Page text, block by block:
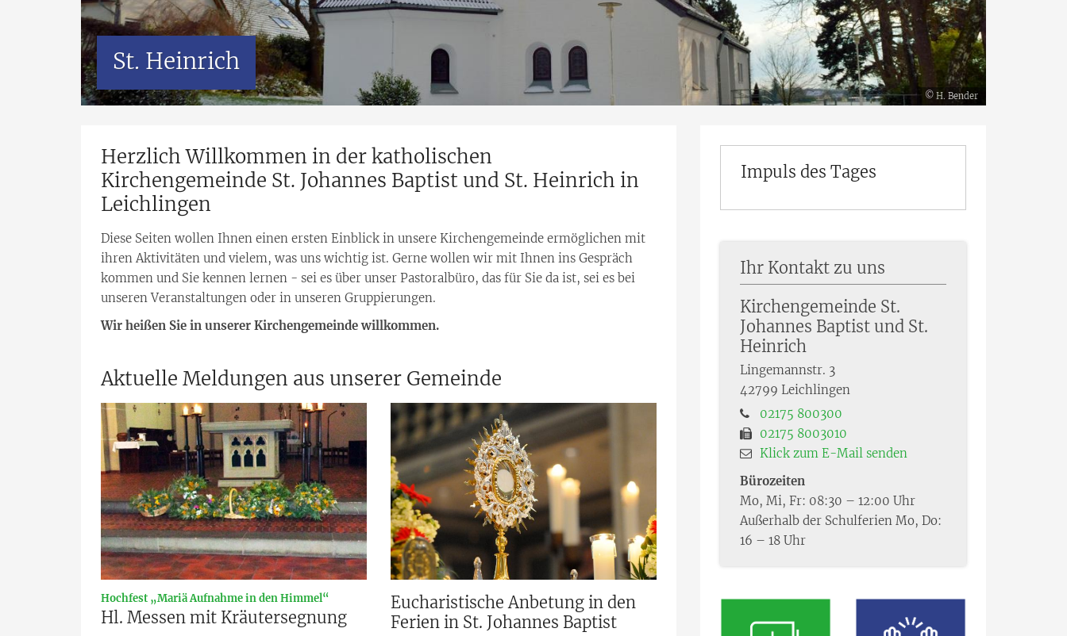
© H. Bender
St. Heinrich
© H. Bender
© H. Bender
© H. Bender
© H. Bender
© H. Bender
Herzlich Willkommen in der katholischen
Kirchengemeinde St. Johannes Baptist und St. Heinrich in
Leichlingen
Diese Seiten wollen Ihnen einen ersten Einblick in unsere Kirchengemeinde ermöglichen mit
ihren Aktivitäten und vielem, was uns wichtig ist. Gerne wollen wir mit Ihnen ins Gespräch
kommen und Sie kennen lernen - sei es über unser Pastoralbüro, das für Sie da ist, sei es bei
unseren Veranstaltungen oder in unseren Gruppierungen.
Wir heißen Sie in unserer Kirchengemeinde willkommen.
Aktuelle Meldungen aus unserer Gemeinde
Hochfest „Mariä Aufnahme in den Himmel“
Hl. Messen mit Kräutersegnung
Eucharistische Anbetung in den
Ferien in St. Johannes Baptist
Impuls des Tages
Ihr Kontakt zu uns
Kirchengemeinde St.
Johannes Baptist und St.
Heinrich
Lingemannstr. 3
42799 Leichlingen
02175 800300
02175 8003010
Klick zum E-Mail senden
Bürozeiten
Mo, Mi, Fr: 08:30 – 12:00 Uhr
Außerhalb der Schulferien Mo, Do:
16 – 18 Uhr